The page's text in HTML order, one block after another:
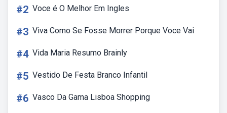
#2 Voce é O Melhor Em Ingles
#3 Viva Como Se Fosse Morrer Porque Voce Vai
#4 Vida Maria Resumo Brainly
#5 Vestido De Festa Branco Infantil
#6 Vasco Da Gama Lisboa Shopping